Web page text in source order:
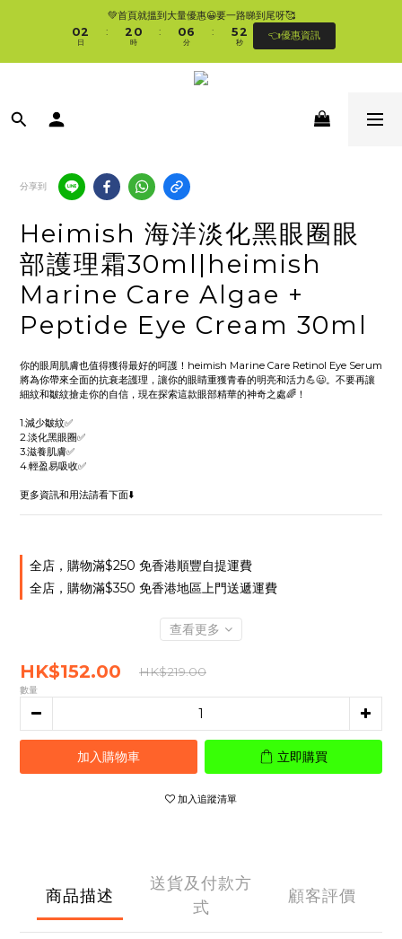
🛍香港購物滿$250免順豐自提櫃🚛 | 香港滿$350/澳門滿$499即免運費直接送上門
💚首頁就搵到大量優惠😀要一路睇到尾呀🥰
02
1
0
日
:
3
2
1
0
1
0
時
:
1
0
7
6
5
4
分
:
6
5
4
3
3
2
1
0
秒
👈優惠資訊
🛍香港購物滿$250免順豐自提櫃🚛 | 香港滿$350/澳門滿$499即免運費直接送上門
分享到
Heimish 海洋淡化黑眼圈眼
部護理霜30ml|heimish
Marine Care Algae +
Peptide Eye Cream 30ml
你的眼周肌膚也值得獲得最好的呵護！heimish Marine Care Retinol Eye Serum
將為你帶來全面的抗衰老護理，讓你的眼睛重獲青春的明亮和活力💪😃。不要再讓
細紋和皺紋搶走你的自信，現在探索這款眼部精華的神奇之處🌈！
1.減少皺紋✅
2.淡化黑眼圈✅
3.滋養肌膚✅
4.輕盈易吸收✅
更多資訊和用法請看下面⬇️
全店，購物滿$250 免香港順豐自提運費
全店，購物滿$350 免香港地區上門送遞運費
查看更多
HK$152.00 HK$219.00
數量
加入購物車 立即購買
加入追蹤清單
商品描述
送貨及付款方
式
顧客評價